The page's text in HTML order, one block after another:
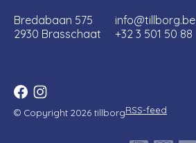
Bredabaan 575
2930 Brasschaat
info@tillborg.be
+32 3 501 50 88
© Copyright 2026 tillborgRSS-feed